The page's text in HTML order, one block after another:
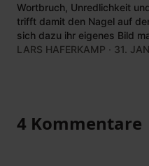
Wortbruch, Unredlichkeit
trifft damit den Nagel auf
sich dazu ihr eigenes Bild
LARS HAFERKAMP · 31.
4 Kommentare